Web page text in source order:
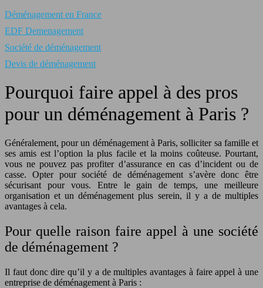
Déménagement en France
EDF Demenagement
Société de déménagement
Devis de déménagement
Pourquoi faire appel à des pros
pour un déménagement à Paris ?
Généralement, pour un déménagement à Paris, solliciter sa famille et
ses amis est l’option la plus facile et la moins coûteuse. Pourtant,
vous ne pouvez pas profiter d’assurance en cas d’incident ou de
casse. Opter pour société de déménagement s’avère donc être
sécurisant pour vous. Entre le gain de temps, une meilleure
organisation et un déménagement plus serein, il y a de multiples
avantages à cela.
Pour quelle raison faire appel à une société
de déménagement ?
Il faut donc dire qu’il y a de multiples avantages à faire appel à une
entreprise de déménagement à Paris :